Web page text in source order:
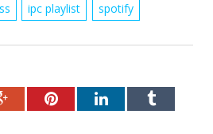
ipc playlist spotify
Google+PinterestLinkedInTumblr